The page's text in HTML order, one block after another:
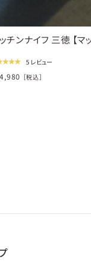
チンナイフ 三徳 【マ
5 レビュー
［税込］